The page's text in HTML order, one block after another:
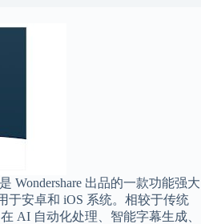
是 Wondershare 出品的一款功能强大
于安卓和 iOS 系统。相较于传统
AI 自动化处理、智能字幕生成、